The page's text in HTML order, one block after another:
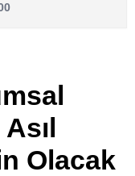
Youtube
TikTok
Olacak